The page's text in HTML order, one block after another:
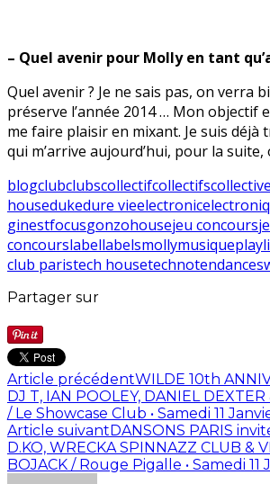
– Quel avenir pour Molly en tant
Quel avenir ? Je ne sais pas, on verra
préserve l’année 2014 … Mon objectif
me faire plaisir en mixant. Je suis déjà
qui m’arrive aujourd’hui, pour la suite,
blogclubclubscollectifcollectifs
housedukedure vieelectronic
ginestfocusgonzohousejeu concours
concourslabellabelsmollymusique
club paristech housetechnotendances
Partager sur
Article précédentWILDE 10th
DJ T, IAN POOLEY, DANIEL
/ Le Showcase Club • Samedi 11
Article suivantDANSONS PARIS
D.KO, WRECKA SPINNAZZ CLUB &
BOJACK / Rouge Pigalle • Samedi 11